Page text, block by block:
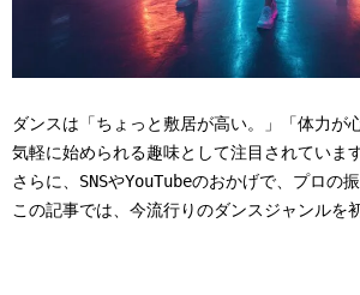
ダンスは「ちょっと敷居が高い。」「体力
気軽に始められる趣味として注目されています
さらに、SNSやYouTubeのおかげで、プロの
この記事では、今流行りのダンスジャンル